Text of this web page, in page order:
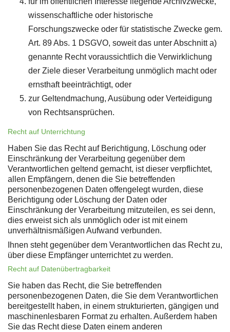
wissenschaftliche oder historische
Forschungszwecke oder für statistische Zwecke gem.
Art. 89 Abs. 1 DSGVO, soweit das unter Abschnitt a)
genannte Recht voraussichtlich die Verwirklichung
der Ziele dieser Verarbeitung unmöglich macht oder
ernsthaft beeinträchtigt, oder
zur Geltendmachung, Ausübung oder Verteidigung
von Rechtsansprüchen.
Recht auf Unterrichtung
Haben Sie das Recht auf Berichtigung, Löschung oder
Einschränkung der Verarbeitung gegenüber dem
Verantwortlichen geltend gemacht, ist dieser verpflichtet,
allen Empfängern, denen die Sie betreffenden
personenbezogenen Daten offengelegt wurden, diese
Berichtigung oder Löschung der Daten oder
Einschränkung der Verarbeitung mitzuteilen, es sei denn,
dies erweist sich als unmöglich oder ist mit einem
unverhältnismäßigen Aufwand verbunden.
Ihnen steht gegenüber dem Verantwortlichen das Recht zu,
über diese Empfänger unterrichtet zu werden.
Recht auf Datenübertragbarkeit
Sie haben das Recht, die Sie betreffenden
personenbezogenen Daten, die Sie dem Verantwortlichen
bereitgestellt haben, in einem strukturierten, gängigen und
maschinenlesbaren Format zu erhalten. Außerdem haben
Sie das Recht diese Daten einem anderen